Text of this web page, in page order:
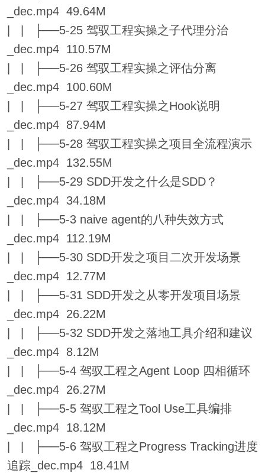
_dec.mp4 49.64M
| | ├──5-25 驾驭工程实操之子代理分治
_dec.mp4 110.57M
| | ├──5-26 驾驭工程实操之评估分离
_dec.mp4 100.60M
| | ├──5-27 驾驭工程实操之Hook说明
_dec.mp4 87.94M
| | ├──5-28 驾驭工程实操之项目全流程演示
_dec.mp4 132.55M
| | ├──5-29 SDD开发之什么是SDD？
_dec.mp4 34.18M
| | ├──5-3 naive agent的八种失效方式
_dec.mp4 112.19M
| | ├──5-30 SDD开发之项目二次开发场景
_dec.mp4 12.77M
| | ├──5-31 SDD开发之从零开发项目场景
_dec.mp4 26.22M
| | ├──5-32 SDD开发之落地工具介绍和建议
_dec.mp4 8.12M
| | ├──5-4 驾驭工程之Agent Loop 四相循环
_dec.mp4 26.27M
| | ├──5-5 驾驭工程之Tool Use工具编排
_dec.mp4 18.12M
| | ├──5-6 驾驭工程之Progress Tracking进度
追踪_dec.mp4 18.41M